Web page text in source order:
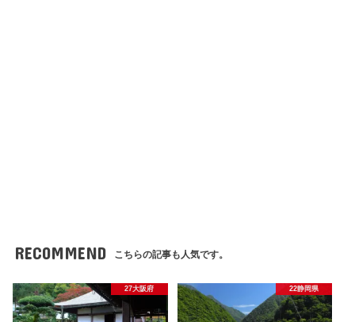
RECOMMEND こちらの記事も人気です。
27大阪府 22静岡県